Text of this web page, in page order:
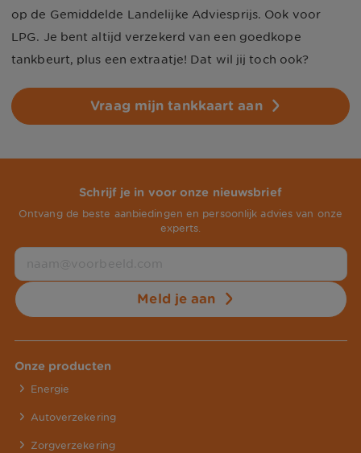
op de Gemiddelde Landelijke Adviesprijs. Ook voor
LPG. Je bent altijd verzekerd van een goedkope
tankbeurt, plus een extraatje! Dat wil jij toch ook?
Vraag mijn tankkaart aan
Schrijf je in voor onze nieuwsbrief
Ontvang de beste aanbiedingen en persoonlijk advies van onze
experts.
Meld je aan
Onze producten
Energie
Autoverzekering
Zorgverzekering